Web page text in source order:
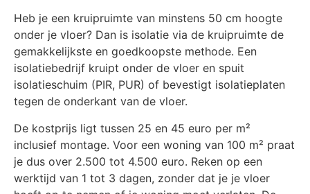
Heb je een kruipruimte van minstens 50 cm hoogte
onder je vloer? Dan is isolatie via de kruipruimte de
gemakkelijkste en goedkoopste methode. Een
isolatiebedrijf kruipt onder de vloer en spuit
isolatieschuim (PIR, PUR) of bevestigt isolatieplaten
tegen de onderkant van de vloer.
De kostprijs ligt tussen 25 en 45 euro per m²
inclusief montage. Voor een woning van 100 m² praat
je dus over 2.500 tot 4.500 euro. Reken op een
werktijd van 1 tot 3 dagen, zonder dat je je vloer